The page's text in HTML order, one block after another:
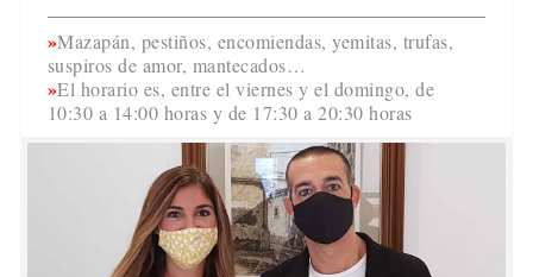
Mazapán, pestiños, encomiendas, yemitas, trufas,
suspiros de amor, mantecados…
El horario es, entre el viernes y el domingo, de
10:30 a 14:00 horas y de 17:30 a 20:30 horas